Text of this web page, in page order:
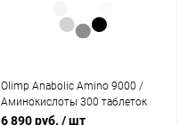
Olimp Anabolic Amino 9000 /
Аминокислоты 300 таблеток
6 890 руб. / шт